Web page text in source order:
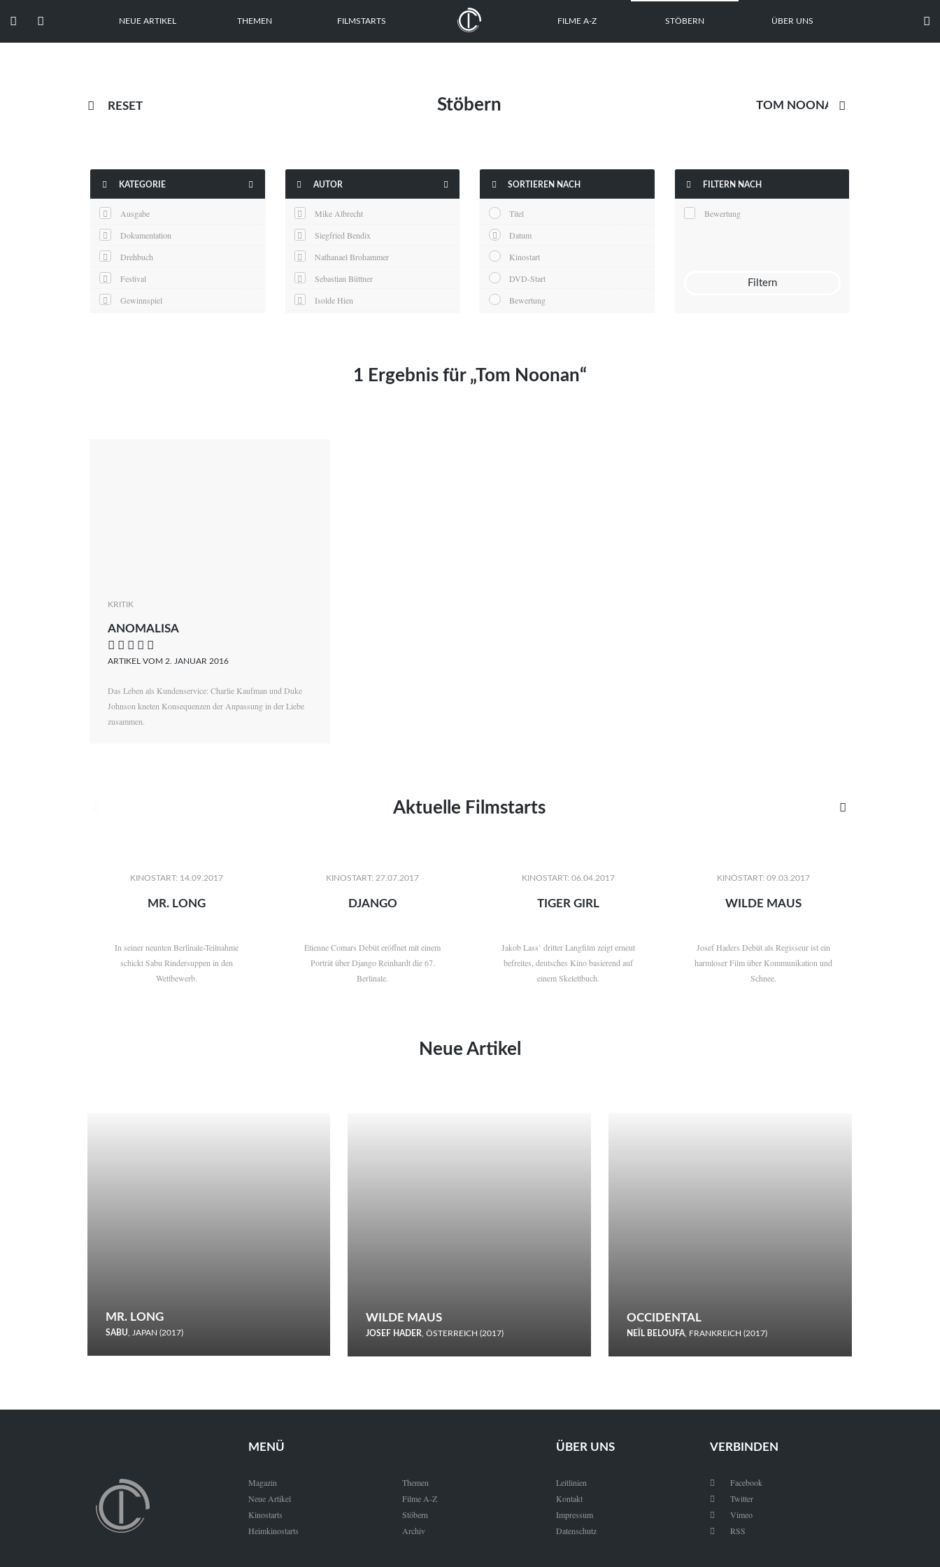
  NEUE ARTIKEL THEMEN FILMSTARTS FILME A-Z STÖBERN ÜBER UNS 
 RESET Stöbern 
 KATEGORIE 
Ausgabe
Dokumentation
Drehbuch
Festival
Gewinnspiel
 AUTOR 
Mike Albrecht
Siegfried Bendix
Nathanael Brohammer
Sebastian Büttner
Isolde Hien
 SORTIEREN NACH
Titel
Datum
Kinostart
DVD-Start
Bewertung
 FILTERN NACH
Bewertung
Filtern
1 Ergebnis für „Tom Noonan“
KRITIK
ANOMALISA
    
ARTIKEL VOM 2. JANUAR 2016
Das Leben als Kundenservice: Charlie Kaufman und Duke
Johnson kneten Konsequenzen der Anpassung in der Liebe
zusammen.
Aktuelle Filmstarts 
KINOSTART: 14.09.2017
MR. LONG
In seiner neunten Berlinale-Teilnahme
schickt Sabu Rindersuppen in den
Wettbewerb.
KINOSTART: 27.07.2017
DJANGO
Étienne Comars Debüt eröffnet mit einem
Porträt über Django Reinhardt die 67.
Berlinale.
KINOSTART: 06.04.2017
TIGER GIRL
Jakob Lass’ dritter Langfilm zeigt erneut
befreites, deutsches Kino basierend auf
einem Skelettbuch.
KINOSTART: 09.03.2017
WILDE MAUS
Josef Haders Debüt als Regisseur ist ein
harmloser Film über Kommunikation und
Schnee.
Neue Artikel
MR. LONG
SABU, JAPAN (2017)
den Wettbewerb.
WILDE MAUS
JOSEF HADER, ÖSTERREICH (2017)
Schnee.
OCCIDENTAL
NEÏL BELOUFA, FRANKREICH (2017)
MENÜ
Magazin
Neue Artikel
Kinostarts
Heimkinostarts
Themen
Filme A-Z
Stöbern
Archiv
ÜBER UNS
Leitlinien
Kontakt
Impressum
Datenschutz
VERBINDEN
 Facebook
 Twitter
 Vimeo
 RSS